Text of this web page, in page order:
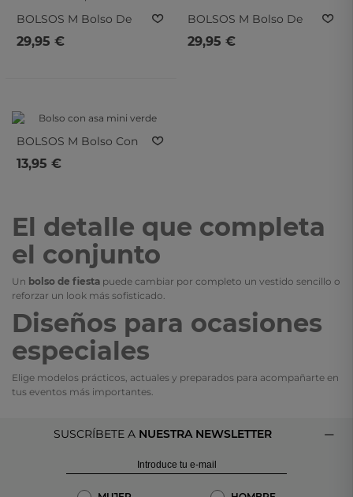
BOLSOS M Bolso De
Fiesta BOLSOS M. 8011-1
Plateado
29,95 €
BOLSOS M Bolso De
Fiesta BOLSOS M. 8011-1
29,95 €
BOLSOS M Bolso Con
Asa Mini Verde
13,95 €
El detalle que completa
el conjunto
Un bolso de fiesta puede cambiar por completo un vestido sencillo o
reforzar un look más sofisticado.
Diseños para ocasiones
especiales
Elige modelos prácticos, actuales y preparados para acompañarte en
tus eventos más importantes.
SUSCRÍBETE A NUESTRA NEWSLETTER